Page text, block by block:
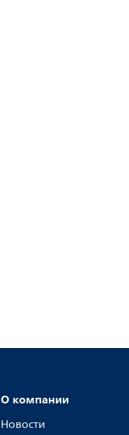
О компании
Новости